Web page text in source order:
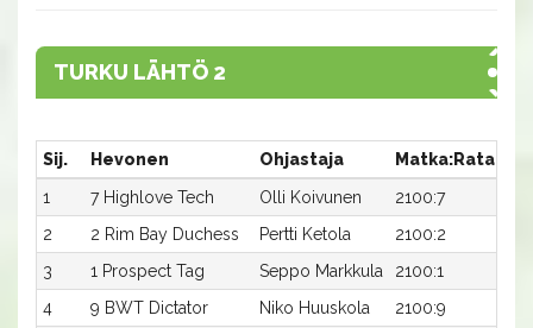
TURKU LÄHTÖ 2
Sij. Hevonen Ohjastaja Matka:Rata
1
7 Highlove Tech Olli Koivunen 2100:7
2
2 Rim Bay Duchess Pertti Ketola 2100:2
3
1 Prospect Tag Seppo Markkula 2100:1
4
9 BWT Dictator Niko Huuskola 2100:9